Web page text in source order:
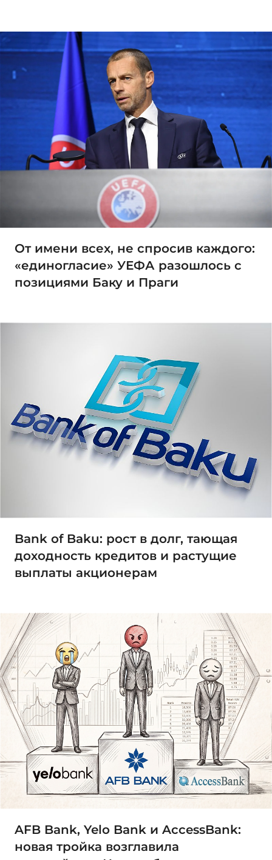
От имени всех, не спросив каждого:
«единогласие» УЕФА разошлось с
позициями Баку и Праги
Bank of Baku: рост в долг, тающая
доходность кредитов и растущие
выплаты акционерам
AFB Bank, Yelo Bank и AccessBank:
новая тройка возглавила